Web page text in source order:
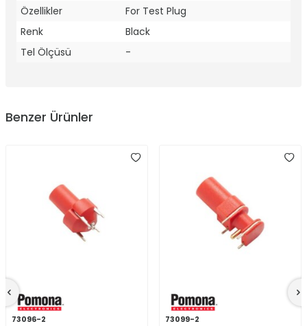
Özellikler
For Test Plug
Renk
Black
Tel Ölçüsü
-
Benzer Ürünler
73096-2 73099-2